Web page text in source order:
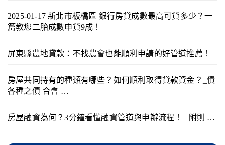
2025-01-17 新北市板橋區 銀行房貸成數最高可貸多少？一
篇教您二胎成數申貸9成！
屏東縣農地貸款：不找農會也能順利申請的好管道推薦！
房屋共同持有的種類有哪些？如何順利取得貸款資金？_債
各種之債 合會 …
房屋融資為何？3分鐘看懂融資管道與申辦流程！_ 附則 …